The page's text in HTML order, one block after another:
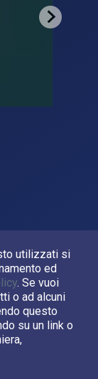
utilizzati si
ed
. Se vuoi
o ad alcuni
questo
su un link o